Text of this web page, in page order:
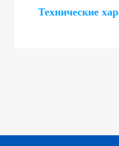
Технические